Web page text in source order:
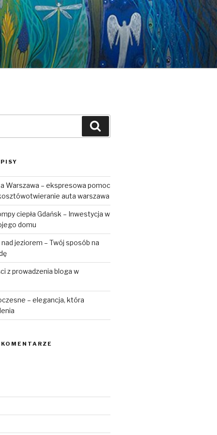
Warszawa – ekspresowa pomoc
auta warszawa
ciepła Gdańsk – Inwestycja w
domu
jeziorem – Twój sposób na
z prowadzenia bloga w
– elegancja, która